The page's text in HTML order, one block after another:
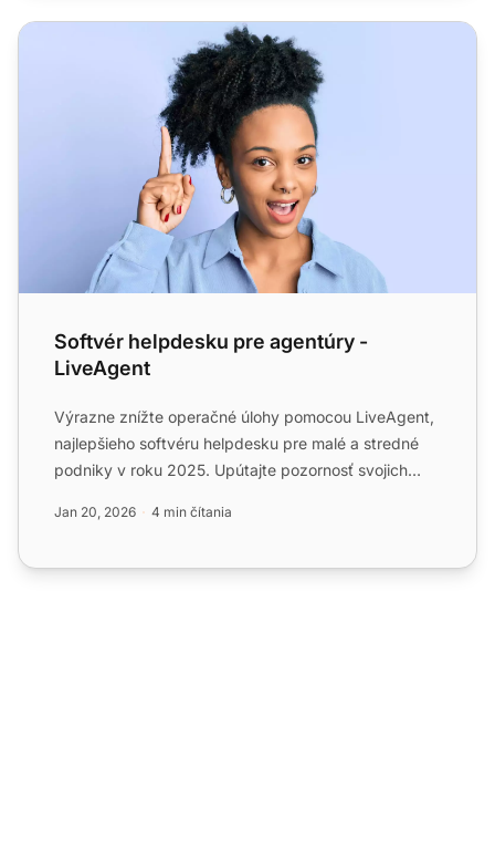
Softvér helpdesku pre agentúry - LiveAgent
Softvér helpdesku pre agentúry -
LiveAgent
Výrazne znížte operačné úlohy pomocou LiveAgent,
najlepšieho softvéru helpdesku pre malé a stredné
podniky v roku 2025. Upútajte pozornosť svojich
Jan 20, 2026 4 min čítania